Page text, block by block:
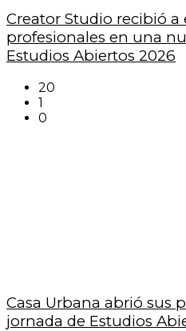
Creator Studio recibió a
profesionales en una
Estudios Abiertos 2026
20
1
0
Casa Urbana abrió sus
jornada de Estudios